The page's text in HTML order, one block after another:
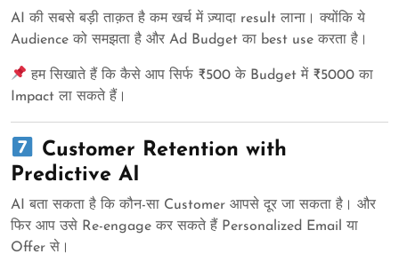
AI की सबसे बड़ी ताक़त है कम खर्च में ज़्यादा result लाना। क्योंकि ये
Audience को समझता है और Ad Budget का best use करता है।
हम सिखाते हैं कि कैसे आप सिर्फ ₹500 के Budget में ₹5000 का
Impact ला सकते हैं।
Customer Retention with
Predictive AI
AI बता सकता है कि कौन-सा Customer आपसे दूर जा सकता है। और
फिर आप उसे Re-engage कर सकते हैं Personalized Email या
Offer से।